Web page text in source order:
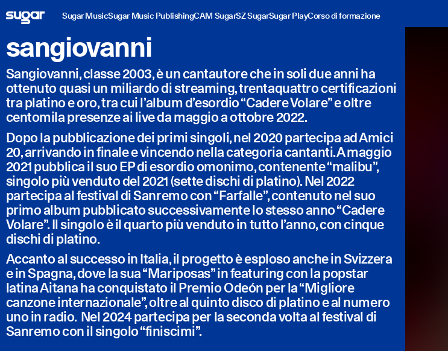
Sugar MusicSugar Music PublishingCAM SugarSZ SugarSugar PlayCorso di formazione
sangiovanni
Sangiovanni, classe 2003, è un cantautore che in soli due anni ha
ottenuto quasi un miliardo di streaming, trentaquattro certificazioni
tra platino e oro, tra cui l’album d’esordio “Cadere Volare” e oltre
centomila presenze ai live da maggio a ottobre 2022.
Dopo la pubblicazione dei primi singoli, nel 2020 partecipa ad Amici
20, arrivando in finale e vincendo nella categoria cantanti. A maggio
2021 pubblica il suo EP di esordio omonimo, contenente “malibu”,
singolo più venduto del 2021 (sette dischi di platino). Nel 2022
partecipa al festival di Sanremo con “Farfalle”, contenuto nel suo
primo album pubblicato successivamente lo stesso anno “Cadere
Volare”. Il singolo è il quarto più venduto in tutto l’anno, con cinque
dischi di platino.
Accanto al successo in Italia, il progetto è esploso anche in Svizzera
e in Spagna, dove la sua “Mariposas” in featuring con la popstar
latina Aitana ha conquistato il Premio Odeón per la “Migliore
canzone internazionale”, oltre al quinto disco di platino e al numero
uno in radio. Nel 2024 partecipa per la seconda volta al festival di
Sanremo con il singolo “finiscimi”.